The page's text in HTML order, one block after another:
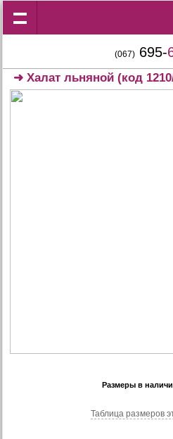
(067) 695-
➜Халат льняной (код
Размеры в
Таблица размеров